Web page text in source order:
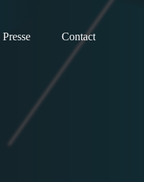
Presse Contact